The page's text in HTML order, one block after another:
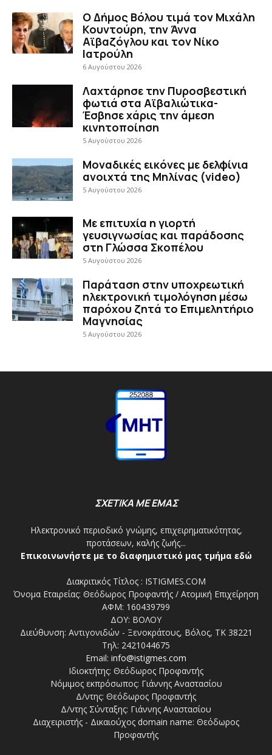
Ο Δήμος Βόλου τιμά τον Μιχάλη
Κουντούρη, την Άννα
Αϊβαζόγλου και τον Νίκο
Ιατρούλη
6 Αυγούστου 2026
Λαχτάρησε την Πυροσβεστική
φωτιά στα Αϊβαλιώτικα-
Έσβησε χάρις την άμεση
κινητοποίηση
5 Αυγούστου 2026
Μοναδικές εικόνες με δελφίνια
ανοιχτά της Μηλίνας (video)
5 Αυγούστου 2026
Με επιτυχία η γιορτή
γευσιγνωσίας και παράδοσης
στη Γλώσσα Σκοπέλου
5 Αυγούστου 2026
Παράταση στην υποχρεωτική
ηλεκτρονική τιμολόγηση μέσω
παρόχου ζητά το Επιμελητήριο
Μαγνησίας
5 Αυγούστου 2026
ΣΧΕΤΙΚΑ ΜΕ ΕΜΑΣ
Ηλεκτρονικό περιοδικό γνώμης, επιχειρηματικότητας,
προτάσεων, καλής ζωής...
Επικοινωνήστε με το διαφημιστικό μας τμήμα εδώ
Διακριτικός Τίτλος : ISTIGMES.COM
Όνομα Εταιρείας: Θεόδωρος Προφαντής / Ατομική Επιχείρηση
ΑΦΜ: 160439799
ΔΟΥ: ΒΟΛΟΥ
Διεύθυνση: Αντιγονιδών - Ξενοκράτους, Βόλος, ΤΚ 38221
Τηλ: 2421044675
Email: info@istigmes.com
Ιδιοκτήτης: Θεόδωρος Προφαντής
Νόμιμος εκπρόσωπος: Γιάννης Αναστασίου
Δ/ντης: Θεόδωρος Προφαντής
Δ/ντης Σύνταξης: Γιάννης Αναστασίου
Διαχειριστής - Δικαιούχος domain name: Θεόδωρος
Προφαντής